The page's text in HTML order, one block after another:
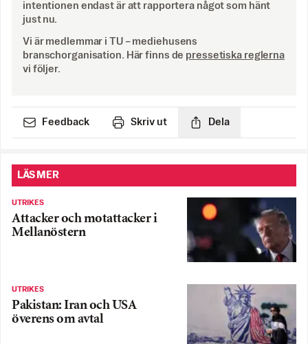
intentionen endast är att rapportera något som hänt
just nu.
Vi är medlemmar i TU – mediehusens
branschorganisation. Här finns de pressetiska reglerna
vi följer.
Feedback Skriv ut Dela
LÄS MER
UTRIKES
Attacker och motattacker i
Mellanöstern
UTRIKES
Pakistan: Iran och USA
överens om avtal